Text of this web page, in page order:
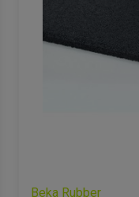
Beka Rubber